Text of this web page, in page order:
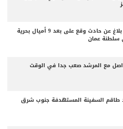
هيئة بحرية بريطانية: بلاغ عن حادث وقع على بعد 9 أميال بحرية
عمان
مع المرشد صعب جدا في الوقت
طاقم السفينة المستهدفة جنوب شرق